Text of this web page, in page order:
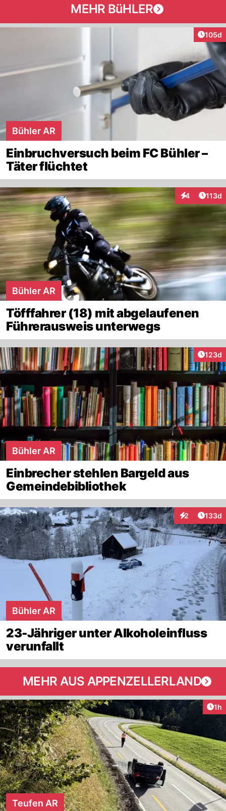
MEHR BüHLER
105d
Bühler AR
Einbruchversuch beim FC Bühler –
Täter flüchtet
4
Interaktionen
113d
Bühler AR
Töfffahrer (18) mit abgelaufenen
Führerausweis unterwegs
123d
Bühler AR
Einbrecher stehlen Bargeld aus
Gemeindebibliothek
2
Interaktionen
133d
Bühler AR
23-Jähriger unter Alkoholeinfluss
verunfallt
MEHR AUS APPENZELLERLAND
1h
Teufen AR